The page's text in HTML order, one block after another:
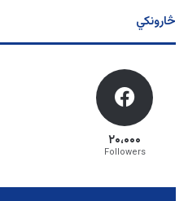
څارونکي
۲۰،۰۰۰
Followers